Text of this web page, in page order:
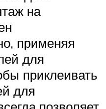
на
применяя
для
приклеивать
для